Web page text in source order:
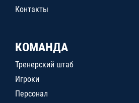
Контакты
КОМАНДА
Тренерский штаб
Игроки
Персонал